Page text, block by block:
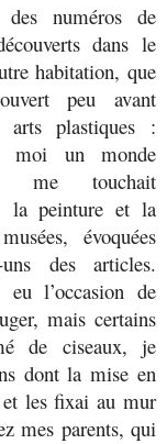
numéros de
dans le
habitation, que
peu avant
arts plastiques :
moi un monde
me touchait
la peinture et la
évoquées
uns des articles.
eu l’occasion de
mais certains
de ciseaux, je
dont la mise en
et les fixai au mur
mes parents, qui